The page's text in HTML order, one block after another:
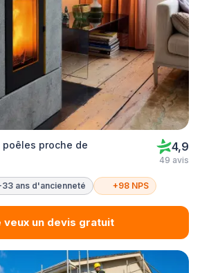
proche de
4,9
49 avis
ans d'ancienneté +98 NPS
veux un devis gratuit